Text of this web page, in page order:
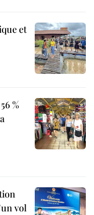
et
%
vol